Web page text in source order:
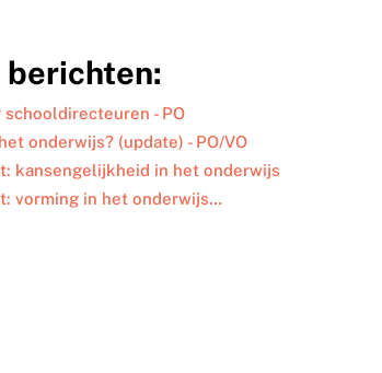
- PO
onderwijs? (update) - PO/VO
kansengelijkheid in het onderwijs
vorming in het onderwijs…